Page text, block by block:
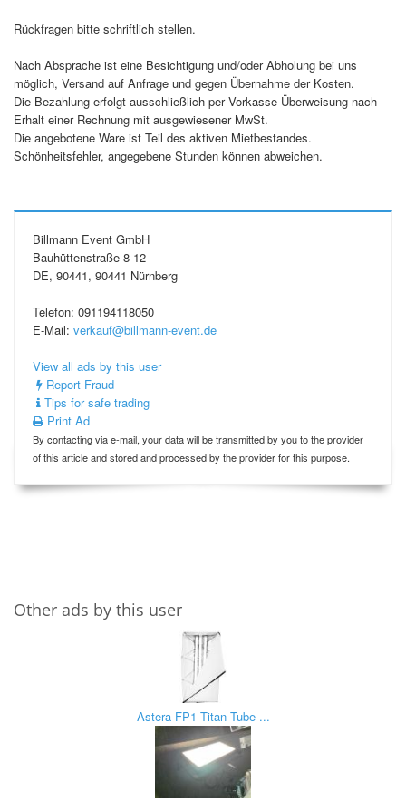
Rückfragen bitte schriftlich stellen.
Nach Absprache ist eine Besichtigung und/oder Abholung bei uns
möglich, Versand auf Anfrage und gegen Übernahme der Kosten.
Die Bezahlung erfolgt ausschließlich per Vorkasse-Überweisung nach
Erhalt einer Rechnung mit ausgewiesener MwSt.
Die angebotene Ware ist Teil des aktiven Mietbestandes.
Schönheitsfehler, angegebene Stunden können abweichen.
Billmann Event GmbH
Bauhüttenstraße 8-12
DE, 90441, 90441 Nürnberg
Telefon: 091194118050
E-Mail: verkauf@billmann-event.de
View all ads by this user
Report Fraud
Tips for safe trading
Print Ad
By contacting via e-mail, your data will be transmitted by you to the provider
of this article and stored and processed by the provider for this purpose.
Other ads by this user
Astera FP1 Titan Tube ...